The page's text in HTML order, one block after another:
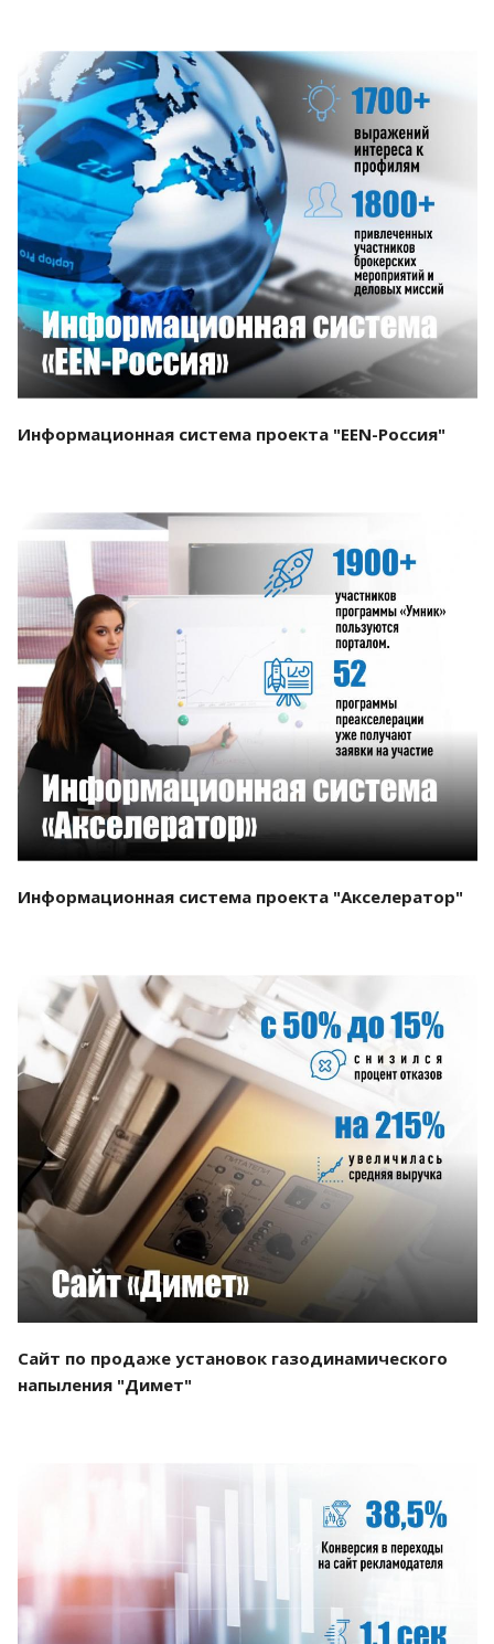
Смотреть проект
Информационная система проекта "EEN-Россия"
Смотреть проект
Информационная система проекта "Акселератор"
Смотреть проект
Сайт по продаже установок газодинамического
напыления "Димет"